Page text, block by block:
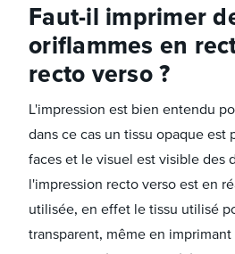
Faut-il imprimer
oriflammes en
recto verso ?
L'impression est bien entendu
dans ce cas un tissu opaque est
faces et le visuel est visible des
l'impression recto verso est en
utilisée, en effet le tissu utilisé
transparent, même en